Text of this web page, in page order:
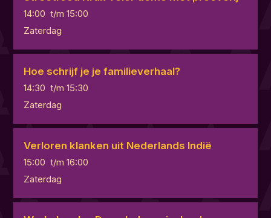
14:00 t/m15:00
Zaterdag
Hoe schrijf je je familieverhaal?
14:30 t/m15:30
Zaterdag
Verloren klanken uit Nederlands Indië
15:00 t/m16:00
Zaterdag